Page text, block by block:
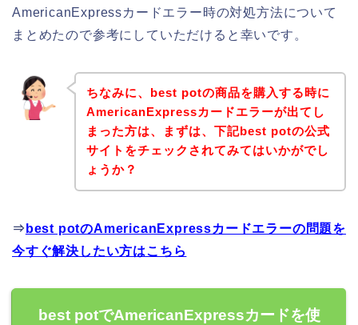
AmericanExpressカードエラー時の対処方法について
まとめたので参考にしていただけると幸いです。
ちなみに、best potの商品を購入する時に
AmericanExpressカードエラーが出てし
まった方は、まずは、下記best potの公式
サイトをチェックされてみてはいかがでし
ょうか？
⇒ best potのAmericanExpressカードエラーの問題を
今すぐ解決したい方はこちら
best potでAmericanExpressカードを使